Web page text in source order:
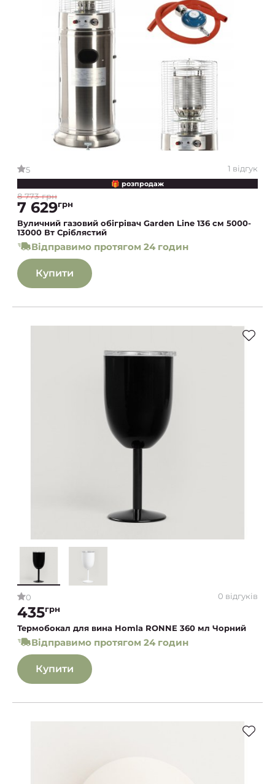
5 1 відгук
🎁 розпродаж
8 773 грн
7 629грн
Вуличний газовий обігрівач Garden Line 136 см 5000-
13000 Вт Сріблястий
Відправимо протягом 24 годин
Купити
0 0 відгуків
435грн
Термобокал для вина Homla RONNE 360 мл Чорний
Відправимо протягом 24 годин
Купити